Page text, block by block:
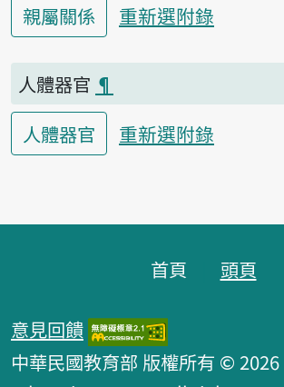
親屬關係
重新選附錄
人體器官 ¶
人體器官
重新選附錄
首頁 頭頁
意見回饋
中華民國教育部 版權所有 ©